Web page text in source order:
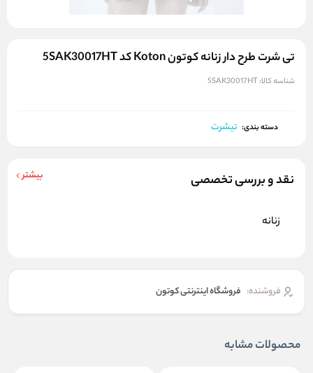
تی شرت طرح دار زنانه کوتون Koton کد 5SAK30017HT
شناسه کالا:5SAK30017HT
دسته بندی: تیشرت
نقد و بررسی تخصصی بیشتر
زنانه
فروشنده: فروشگاه اینترنتی کوتون
محصولات مشابه